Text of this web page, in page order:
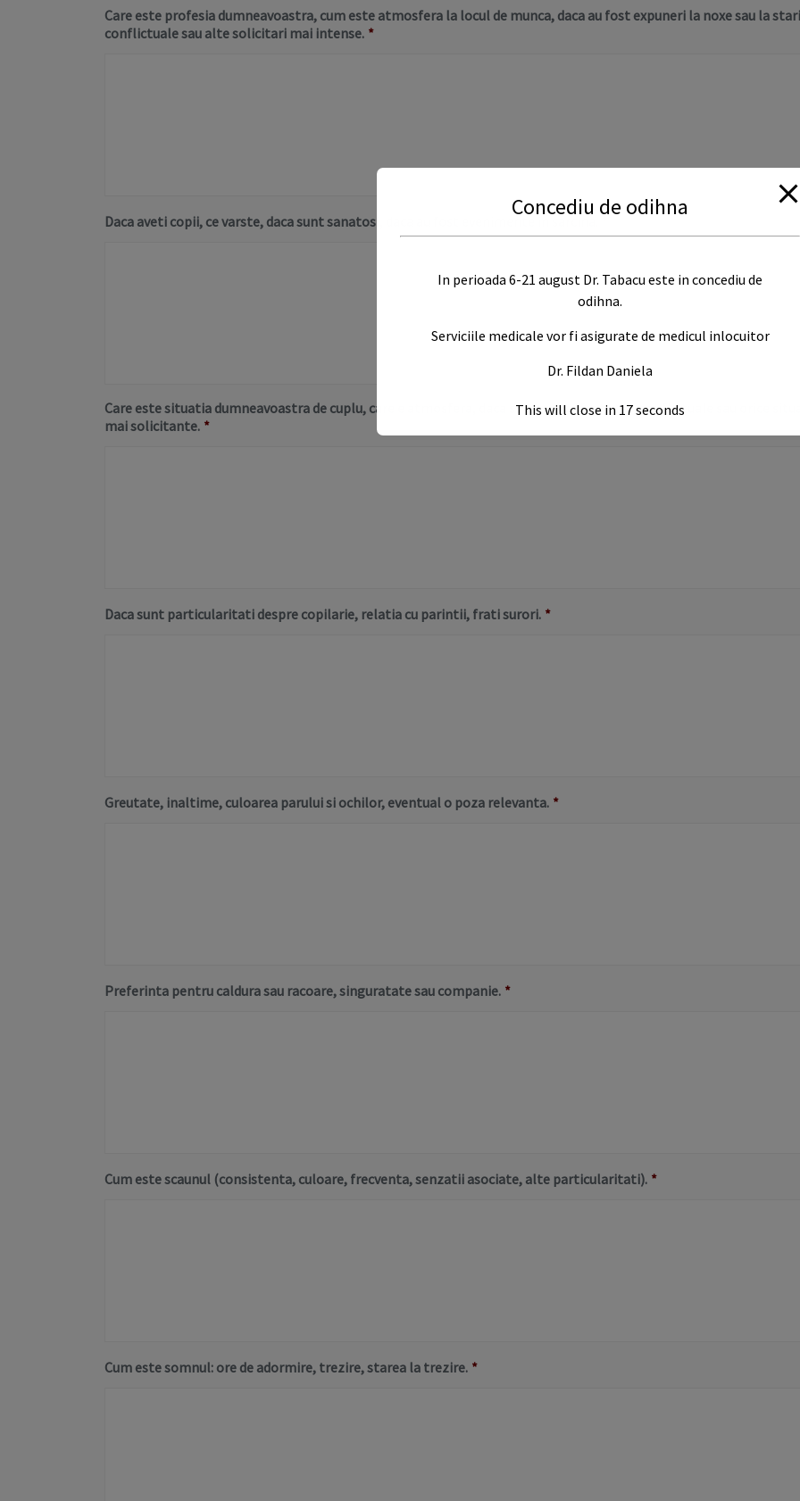
Care este profesia dumneavoastra, cum este atmosfera la locul de munca, daca au fost expuneri la noxe sau la stari
conflictuale sau alte solicitari mai intense. *
Daca aveti copii, ce varste, daca sunt sanatosi, daca au fost evenimente in sarcina.
Care este situatia dumneavoastra de cuplu, care e atmosfera, daca sunt sau au fost stari conflictuale sau orice
mai solicitante. *
Daca sunt particularitati despre copilarie, relatia cu parintii, frati surori. *
Greutate, inaltime, culoarea parului si ochilor, eventual o poza relevanta. *
Preferinta pentru caldura sau racoare, singuratate sau companie. *
Cum este scaunul (consistenta, culoare, frecventa, senzatii asociate, alte particularitati). *
Cum este somnul: ore de adormire, trezire, starea la trezire. *
Concediu de odihna
In perioada 6-21 august Dr. Tabacu este in concediu de
odihna.
Serviciile medicale vor fi asigurate de medicul inlocuitor
Dr. Fildan Daniela
This will close in 16seconds